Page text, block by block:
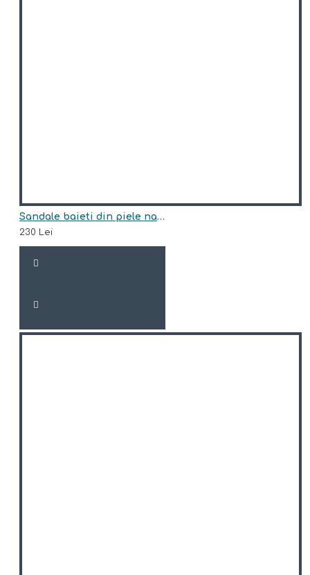
Sandale baieti din piele naturala model FREDY
230 Lei